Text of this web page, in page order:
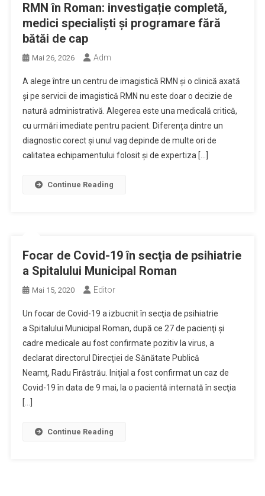
RMN în Roman: investigație completă,
medici specialiști și programare fără
bătăi de cap
Mai 26, 2026 Adm
A alege între un centru de imagistică RMN și o clinică axată
și pe servicii de imagistică RMN nu este doar o decizie de
natură administrativă. Alegerea este una medicală critică,
cu urmări imediate pentru pacient. Diferența dintre un
diagnostic corect și unul vag depinde de multe ori de
calitatea echipamentului folosit și de expertiza […]
Continue Reading
Focar de Covid-19 în secţia de psihiatrie
a Spitalului Municipal Roman
Mai 15, 2020 Editor
Un focar de Covid-19 a izbucnit în secţia de psihiatrie
a Spitalului Municipal Roman, după ce 27 de pacienţi şi
cadre medicale au fost confirmate pozitiv la virus, a
declarat directorul Direcţiei de Sănătate Publică
Neamţ, Radu Firăstrău. Iniţial a fost confirmat un caz de
Covid-19 în data de 9 mai, la o pacientă internată în secţia
[…]
Continue Reading